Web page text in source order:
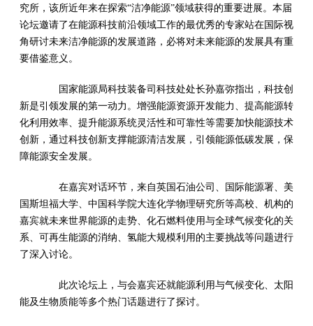
究所，该所近年来在探索“洁净能源”领域获得的重要进展。本届
论坛邀请了在能源科技前沿领域工作的最优秀的专家站在国际视
角研讨未来洁净能源的发展道路，必将对未来能源的发展具有重
要借鉴意义。
国家能源局科技装备司科技处处长孙嘉弥指出，科技创
新是引领发展的第一动力。增强能源资源开发能力、提高能源转
化利用效率、提升能源系统灵活性和可靠性等需要加快能源技术
创新，通过科技创新支撑能源清洁发展，引领能源低碳发展，保
障能源安全发展。
在嘉宾对话环节，来自英国石油公司、国际能源署、美
国斯坦福大学、中国科学院大连化学物理研究所等高校、机构的
嘉宾就未来世界能源的走势、化石燃料使用与全球气候变化的关
系、可再生能源的消纳、氢能大规模利用的主要挑战等问题进行
了深入讨论。
此次论坛上，与会嘉宾还就能源利用与气候变化、太阳
能及生物质能等多个热门话题进行了探讨。